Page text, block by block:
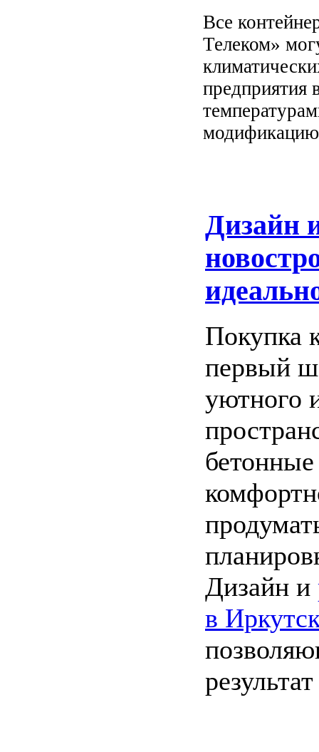
Все
Телеком»
предприятия
Дизайн
Покупка
первый
уютного
Дизайн и
в